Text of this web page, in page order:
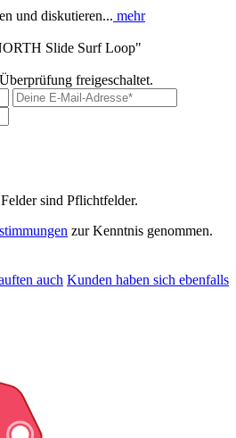
und diskutieren... mehr
Slide Surf Loop"
freigeschaltet.
sind Pflichtfelder.
zur Kenntnis genommen.
auch Kunden haben sich ebenfalls